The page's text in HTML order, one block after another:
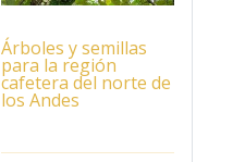
Árboles y semillas
para la región
cafetera del norte de
los Andes